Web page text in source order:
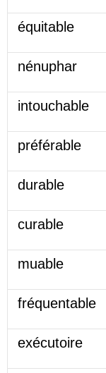
équitable
nénuphar
intouchable
préférable
durable
curable
muable
fréquentable
exécutoire